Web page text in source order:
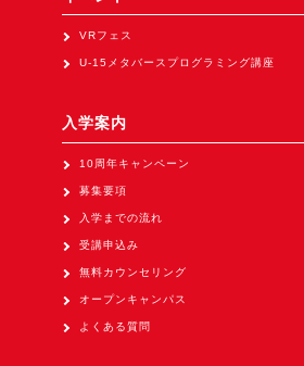
《展示会》
オートモーティブワールド2026
（1/21～23東京ビッグサイト）に出展。
（5/27～28 秋葉原UDX）に出展。
《求人》
求人申込み
VRフェス
U-15メタバースプログラミング講座
入学案内
10周年キャンペーン
募集要項
入学までの流れ
受講申込み
無料カウンセリング
オープンキャンパス
よくある質問